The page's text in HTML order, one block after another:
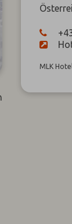
MLK